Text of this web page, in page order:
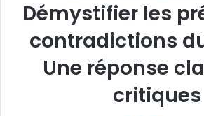
Démystifier les
contradictions
Une réponse
critiques